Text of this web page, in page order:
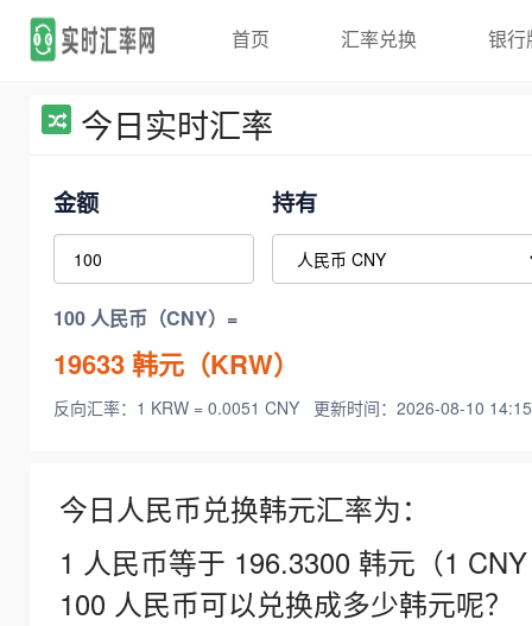
首页 汇率兑换 银行
今日实时汇率
金额 持有
100 人民币（CNY）=
19633韩元（KRW）
反向汇率：1 KRW = 0.0051 CNY 更新时间：2026-08-10
今日人民币兑换韩元汇率为：
1 人民币等于 196.3300 韩元（1
100 人民币可以兑换成多少韩元呢？